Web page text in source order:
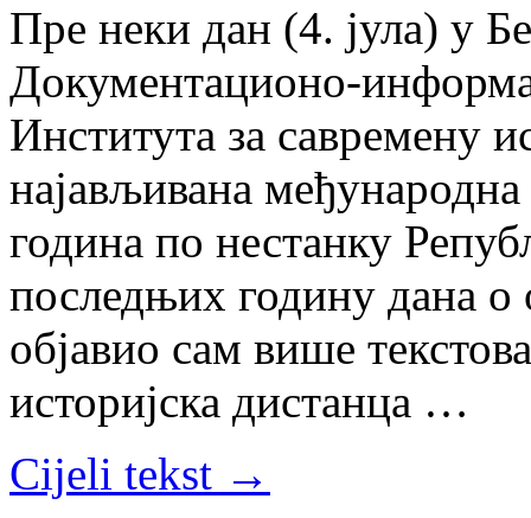
Пре неки дан (4. јула) у
Документационо-
Института за савремену
најављивана
година по нестанку
последњих годину дана о
објавио сам више
историјска дистанца …
Cijeli tekst →